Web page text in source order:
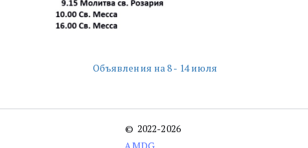
Объявления на 8 - 14 июля
©  2022-2026